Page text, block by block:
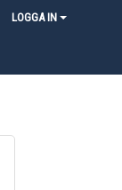
LOGGA IN